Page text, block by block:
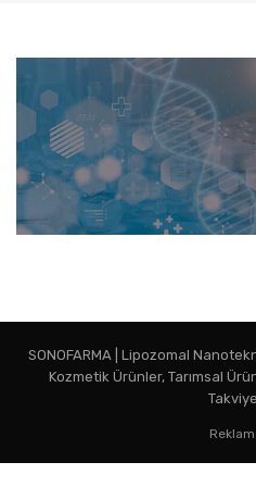
SONOFARMA | Lipozomal
Kozmetik Ürünler, Tarımsal
Reklam